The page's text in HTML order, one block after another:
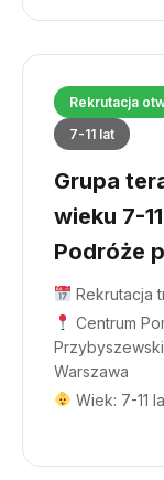
Rekrutacja
7-11 lat
Grupa
wieku 7-
Podróże
Rekrutacja
Centrum
Warszawa
Wiek: 7-11